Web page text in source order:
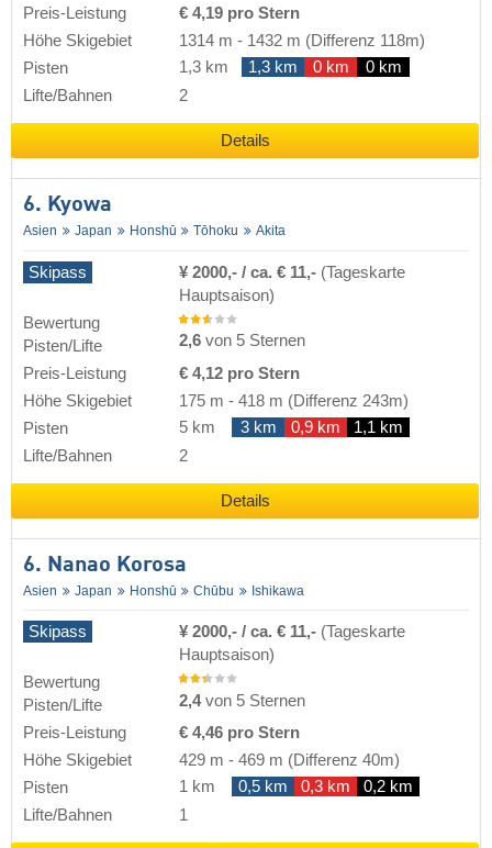
Preis-Leistung
€ 4,19 pro Stern
Höhe Skigebiet
1314 m - 1432 m (Differenz 118m)
Pisten
1,3 km 1,3 km 0 km
0 km
Lifte/Bahnen
2
Details
6. Kyowa
Asien Japan Honshū Tōhoku Akita
Skipass ¥ 2000,- / ca. € 11,- (Tageskarte
Hauptsaison)
Bewertung
Pisten/Lifte
2,6 von 5 Sternen
Preis-Leistung
€ 4,12 pro Stern
Höhe Skigebiet
175 m - 418 m (Differenz 243m)
Pisten
5 km 3 km 0,9 km
1,1 km
Lifte/Bahnen
2
Details
6. Nanao Korosa
Asien Japan Honshū Chūbu Ishikawa
Skipass ¥ 2000,- / ca. € 11,- (Tageskarte
Hauptsaison)
Bewertung
Pisten/Lifte
2,4von 5 Sternen
Preis-Leistung
€ 4,46 pro Stern
Höhe Skigebiet
429 m - 469 m (Differenz 40m)
Pisten
1 km 0,5 km 0,3 km
0,2 km
Lifte/Bahnen
1